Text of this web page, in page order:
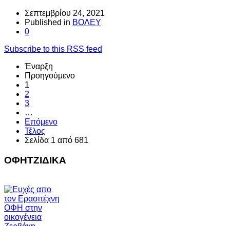
Σεπτεμβρίου 24, 2021
Published in ΒΟΛΕΥ
0
Subscribe to this RSS feed
Έναρξη
Προηγούμενο
1
2
3
…
Επόμενο
Τέλος
Σελίδα 1 από 681
ΟΦΗΤΖΙΔΙΚΑ